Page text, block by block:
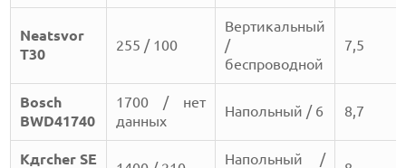
Neatsvor
T30
255 / 100
Вертикальный
/
беспроводной
7,5
Bosch
BWD41740
1700 / нет
данных
Напольный / 6 8,7
Kдrcher SE
Напольный /